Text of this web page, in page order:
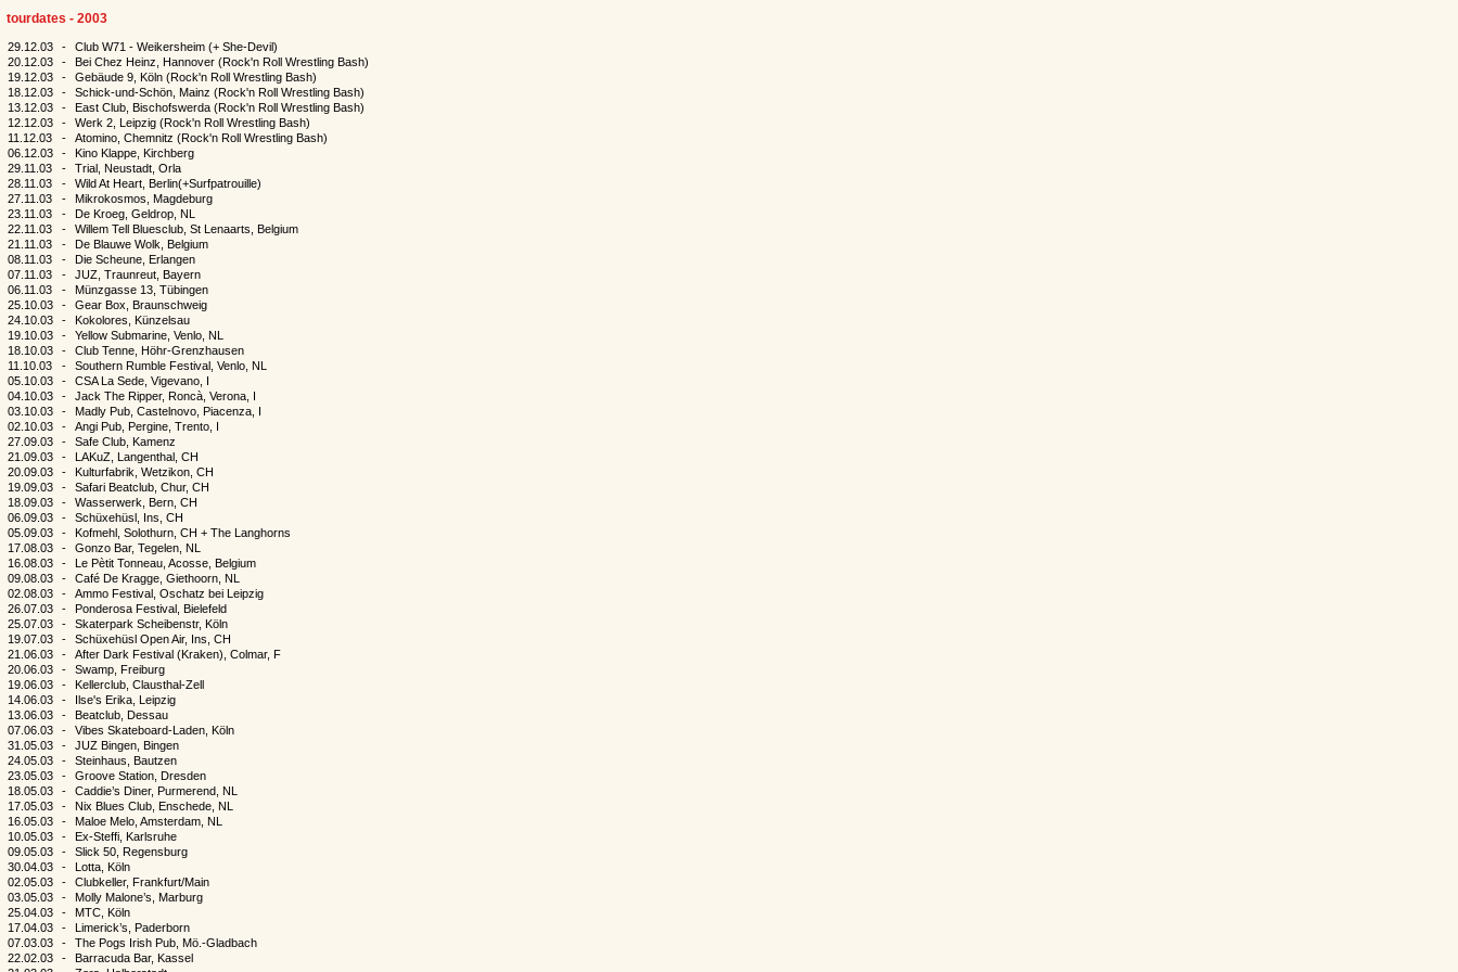
tourdates - 2003
29.12.03 -
Club W71 - Weikersheim (+ She-Devil)
20.12.03
-
Bei Chez Heinz, Hannover (Rock'n Roll Wrestling Bash)
19.12.03
-
Gebäude 9, Köln (Rock'n Roll Wrestling Bash)
18.12.03
-
Schick-und-Schön, Mainz (Rock'n Roll Wrestling Bash)
13.12.03
-
East Club, Bischofswerda (Rock'n Roll Wrestling Bash)
12.12.03
-
Werk 2, Leipzig (Rock'n Roll Wrestling Bash)
11.12.03
-
Atomino, Chemnitz (Rock'n Roll Wrestling Bash)
06.12.03
-
Kino Klappe, Kirchberg
29.11.03
-
Trial, Neustadt, Orla
28.11.03
-
Wild At Heart, Berlin(+Surfpatrouille)
27.11.03
-
Mikrokosmos, Magdeburg
23.11.03
-
De Kroeg, Geldrop, NL
22.11.03
-
Willem Tell Bluesclub, St Lenaarts, Belgium
21.11.03
-
De Blauwe Wolk, Belgium
08.11.03
-
Die Scheune, Erlangen
07.11.03
-
JUZ, Traunreut, Bayern
06.11.03
-
Münzgasse 13, Tübingen
25.10.03
-
Gear Box, Braunschweig
24.10.03
-
Kokolores, Künzelsau
19.10.03
-
Yellow Submarine, Venlo, NL
18.10.03
-
Club Tenne, Höhr-Grenzhausen
11.10.03
-
Southern Rumble Festival, Venlo, NL
05.10.03
-
CSA La Sede, Vigevano, I
04.10.03
-
Jack The Ripper, Roncà, Verona, I
03.10.03
-
Madly Pub, Castelnovo, Piacenza, I
02.10.03
-
Angi Pub, Pergine, Trento, I
27.09.03
-
Safe Club, Kamenz
21.09.03
-
LAKuZ, Langenthal, CH
20.09.03
-
Kulturfabrik, Wetzikon, CH
19.09.03
-
Safari Beatclub, Chur, CH
18.09.03
-
Wasserwerk, Bern, CH
06.09.03
-
Schüxehüsl, Ins, CH
05.09.03
-
Kofmehl, Solothurn, CH + The Langhorns
17.08.03
-
Gonzo Bar, Tegelen, NL
16.08.03
-
Le Pètit Tonneau, Acosse, Belgium
09.08.03
-
Café De Kragge, Giethoorn, NL
02.08.03
-
Ammo Festival, Oschatz bei Leipzig
26.07.03
-
Ponderosa Festival, Bielefeld
25.07.03
-
Skaterpark Scheibenstr, Köln
19.07.03
-
Schüxehüsl Open Air, Ins, CH
21.06.03
-
After Dark Festival (Kraken), Colmar, F
20.06.03
-
Swamp, Freiburg
19.06.03
-
Kellerclub, Clausthal-Zell
14.06.03
-
Ilse's Erika, Leipzig
13.06.03
-
Beatclub, Dessau
07.06.03
-
Vibes Skateboard-Laden, Köln
31.05.03
-
JUZ Bingen, Bingen
24.05.03
-
Steinhaus, Bautzen
23.05.03
-
Groove Station, Dresden
18.05.03
-
Caddie’s Diner, Purmerend, NL
17.05.03
-
Nix Blues Club, Enschede, NL
16.05.03
-
Maloe Melo, Amsterdam, NL
10.05.03
-
Ex-Steffi, Karlsruhe
09.05.03
-
Slick 50, Regensburg
30.04.03
-
Lotta, Köln
02.05.03
-
Clubkeller, Frankfurt/Main
03.05.03
-
Molly Malone’s, Marburg
25.04.03
-
MTC, Köln
17.04.03
-
Limerick’s, Paderborn
07.03.03
-
The Pogs Irish Pub, Mö.-Gladbach
22.02.03
-
Barracuda Bar, Kassel